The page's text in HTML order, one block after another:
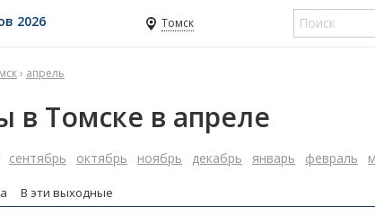
Томск
› апрель
в Томске в апреле
сентябрь октябрь ноябрь декабрь январь февраль
В эти выходные